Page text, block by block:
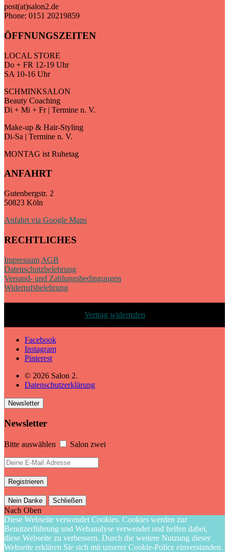
post(at)salon2.de
Phone: 0151 20219859
ÖFFNUNGSZEITEN
LOCAL STORE
Do + FR 12-19 Uhr
SA 10-16 Uhr
SCHMINKSALON
Beauty Coaching
Di + Mi + Fr | Termine n. V.
Make-up & Hair-Styling
Di-Sa | Termine n. V.
MONTAG ist Ruhetag
ANFAHRT
Gutenbergstr. 2
50823 Köln
Anfahrt via Google Maps
RECHTLICHES
Impressum AGB
Datenschutzbelehrung
Versand- und Zahlungsbedingungen
Widerrufsbelehrung
Vertrag widerrufen
Facebook
Instagram
Pinterest
© 2026 Salon 2.
Datenschutzerklärung
Newsletter
Newsletter
Bitte auswählen Salon zwei
Nein Danke Schließen
Nach Oben
Diese Webseite verwendet Cookies. Cookies werden zur
Benutzerführung und Webanalyse verwendet und helfen dabei,
diese Webseite zu verbessern. Durch die weitere Nutzung dieser
Webseite erklären Sie sich mit unserer Cookie-Police einverstanden.